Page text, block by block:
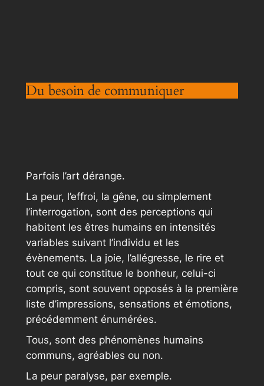
Du besoin de communiquer
Parfois l’art dérange.
La peur, l’effroi, la gêne, ou simplement
l’interrogation, sont des perceptions qui
habitent les êtres humains en intensités
variables suivant l’individu et les
évènements. La joie, l’allégresse, le rire et
tout ce qui constitue le bonheur, celui-ci
compris, sont souvent opposés à la première
liste d’impressions, sensations et émotions,
précédemment énumérées.
Tous, sont des phénomènes humains
communs, agréables ou non.
La peur paralyse, par exemple.